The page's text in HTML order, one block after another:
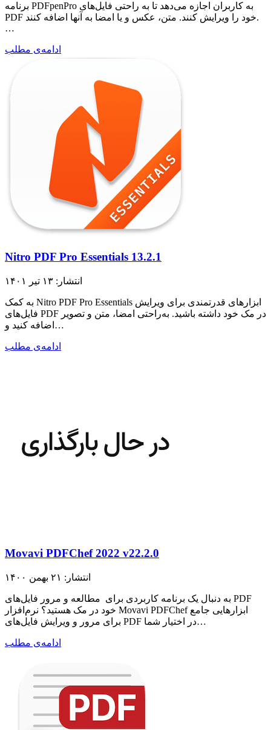
برنامه PDFpenPro به کاربران اجازه می‌دهد تا به راحتی فایل‌های
PDF خود را ویرایش کنند. متن، عکس و یا امضا به آنها اضافه کنند.
…
ادامه‌ی مطلب
Nitro PDF Pro Essentials 13.2.1
انتشار: ۱۳ تیر ۱۴۰۱
به کمک Nitro PDF Pro Essentials ابزار‌های قدرتمندی برای ویرایش
فایل‌های PDF در مک خود داشته باشید. به‌راحتی امضا، متن و تصویر
اضافه کنید و…
ادامه‌ی مطلب
Movavi PDFChef 2022 v22.2.0
انتشار: ۲۱ بهمن ۱۴۰۰
به دنبال یک برنامه کاربردی برای مطالعه و مرور فایل‌های PDF
خود در مک هستید؟ نرم‌افزار Movavi PDFChef ابزارهایی جامع
برای مرور و ویرایش فایل‌های PDF در اختیار شما…
ادامه‌ی مطلب